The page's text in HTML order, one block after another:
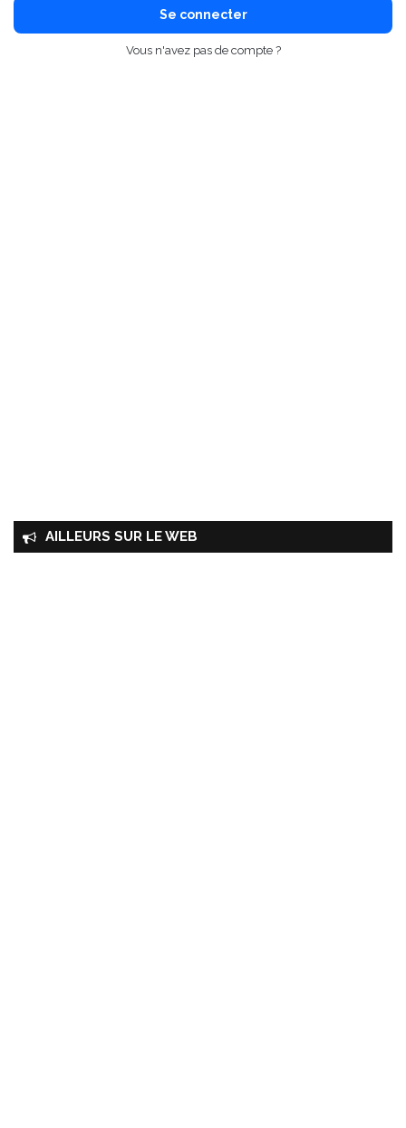
Se connecter
Vous n'avez pas de compte ?
AILLEURS SUR LE WEB